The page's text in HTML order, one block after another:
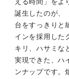
える時間」をよ
誕生したのが、
台をすっきりと
インを採用した
キリ、ハサミな
実現できた、ハ
ンナップです。